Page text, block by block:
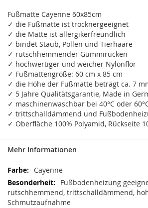
Fußmatte Cayenne 60x85cm
✓ die Fußmatte ist trocknergeeignet
✓ die Matte ist allergikerfreundlich
✓ bindet Staub, Pollen und Tierhaare
✓ rutschhemmender Gummirücken
✓ hochwertiger und weicher Nylonflor
✓ Fußmattengröße: 60 cm x 85 cm
✓ die Höhe der Fußmatte beträgt ca. 7
✓ 5 Jahre Qualitätsgarantie, Made in
✓ maschinenwaschbar bei 40°C oder
✓ trittschalldämmend und
✓ Oberfläche 100% Polyamid, Rückseite
Mehr Informationen
Mehr
Informationen
Cayenne
Fußbodenheizung
rutschhemmend, trittschalldämmend,
Schmutzaufnahme